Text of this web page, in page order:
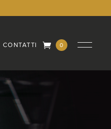
CONTATTI
0